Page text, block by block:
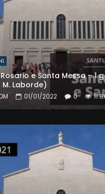
e Santa Messa – 1
Laborde)
01/01/2022 0